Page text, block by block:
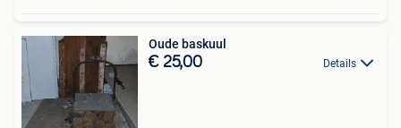
Oude baskuul
€ 25,00 Details